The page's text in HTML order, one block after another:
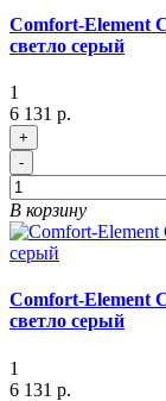
Comfort-Element
светло серый
1
6 131 р.
+
-
В корзину
Comfort-Element
светло серый
1
6 131 р.